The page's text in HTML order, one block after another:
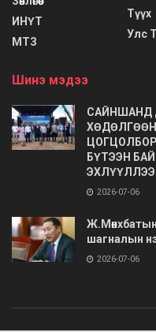
ИНҮТ
МТЗ
Түүх
Улс
Шинэ мэдээ
САЙНШАНД
БҮТЭЭН
ЭХЛҮҮЛЛЭЭ
2026-07-06
Ж.Мөнхбатын
шагналын
2026-07-06